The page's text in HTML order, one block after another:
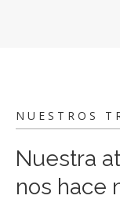
NUESTROS
Nuestra
nos hace